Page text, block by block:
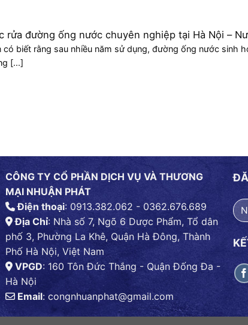
rửa đường ống nước chuyên nghiệp tại Hà Nội –
cho mọi gia đình
có biết rằng sau nhiều năm sử dụng, đường ống nước sinh
[...]
CÔNG TY CỔ PHẦN DỊCH VỤ VÀ THƯƠNG
MẠI NHUẬN PHÁT
Điện thoại: 0913.382.062 - 0362.676.689
Địa Chỉ: Nhà số 7, Ngõ 6 Dược Phẩm, Tổ dân
phố 3, Phường La Khê, Quận Hà Đông, Thành
Phố Hà Nội, Việt Nam
VPGD: 160 Tôn Đức Thắng - Quận Đống Đa -
Hà Nội
Email: congnhuanphat@gmail.com